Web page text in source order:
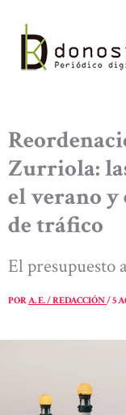
contenido
Zurriola:
el verano
de tráfico
El presupuesto
PORA. E. / REDACCIÓN/5